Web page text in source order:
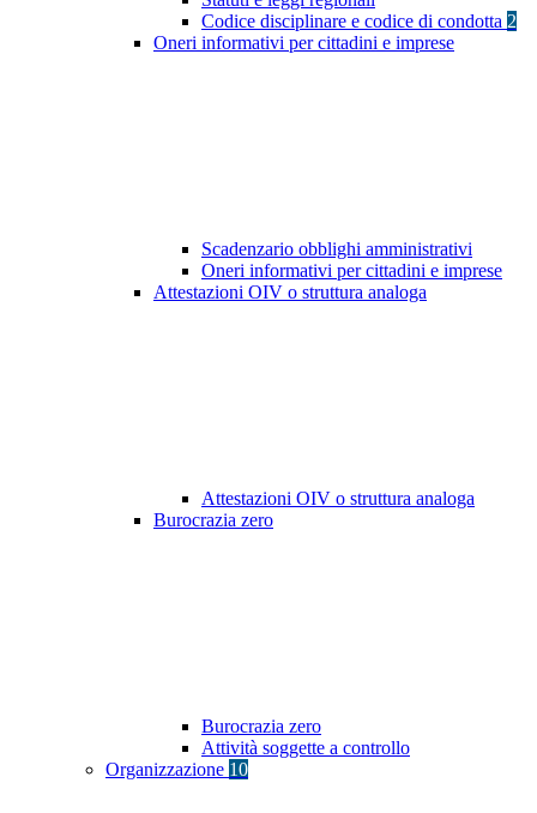
Codice disciplinare e codice di condotta 2
Oneri informativi per cittadini e imprese
Scadenzario obblighi amministrativi
Oneri informativi per cittadini e imprese
Attestazioni OIV o struttura analoga
Attestazioni OIV o struttura analoga
Burocrazia zero
Burocrazia zero
Attività soggette a controllo
Organizzazione 10